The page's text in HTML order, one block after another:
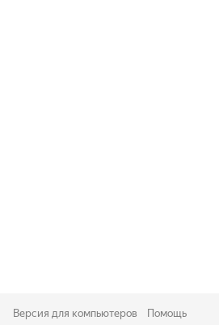
Версия для компьютеров Помощь